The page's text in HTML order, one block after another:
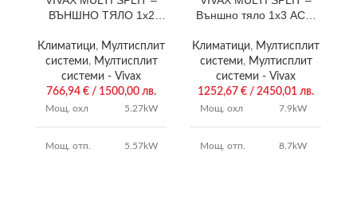
ВЪНШНО ТЯЛО 1х2
Климатици, Мултисплит
системи, Мултисплит
системи - Vivax
766,94 € / 1500,00 лв.
Мощ. охл 5.27kW
Мощ. отп. 5.57kW
Външно тяло 1х3 ACP-
Климатици, Мултисплит
системи, Мултисплит
системи - Vivax
1252,67 € / 2450,01 лв.
Мощ. охл 7.9kW
Мощ. отп. 8.7kW